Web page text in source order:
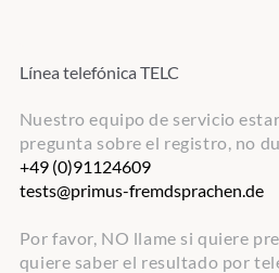
Línea telefónica TELC
Nuestro equipo de servicio
pregunta sobre el registro, no
+49 (0)91124609
tests@primus-fremdsprachen.de
Por favor, NO llame si quiere
quiere saber el resultado por